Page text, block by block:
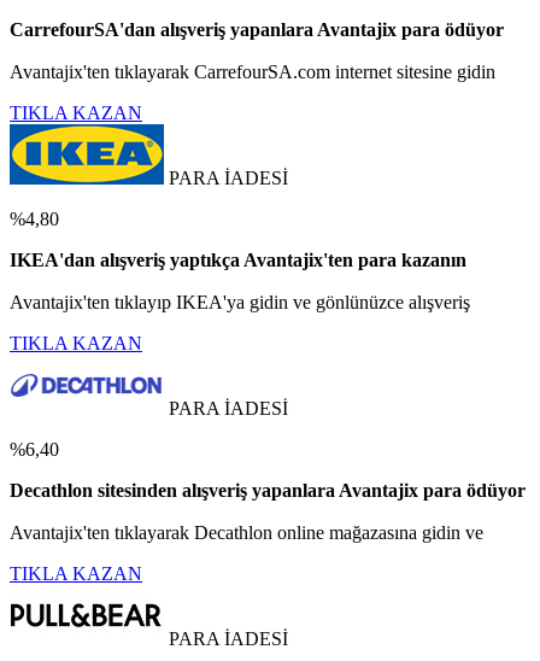
CarrefourSA'dan alışveriş yapanlara Avantajix para ödüyor
Avantajix'ten tıklayarak CarrefourSA.com internet sitesine gidin
TIKLA KAZAN
PARA İADESİ
%4,80
IKEA'dan alışveriş yaptıkça Avantajix'ten para kazanın
Avantajix'ten tıklayıp IKEA'ya gidin ve gönlünüzce alışveriş
TIKLA KAZAN
PARA İADESİ
%6,40
Decathlon sitesinden alışveriş yapanlara Avantajix para ödüyor
Avantajix'ten tıklayarak Decathlon online mağazasına gidin ve
TIKLA KAZAN
PARA İADESİ